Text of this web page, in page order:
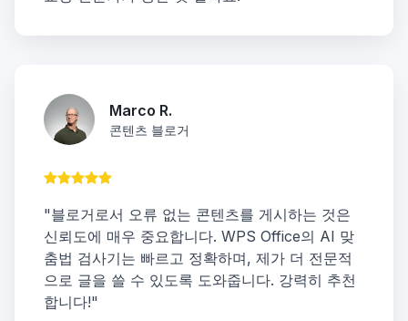
Marco R.
콘텐츠 블로거
"블로거로서 오류 없는 콘텐츠를 게시하는 것은
신뢰도에 매우 중요합니다. WPS Office의 AI 맞
춤법 검사기는 빠르고 정확하며, 제가 더 전문적
으로 글을 쓸 수 있도록 도와줍니다. 강력히 추천
합니다!"